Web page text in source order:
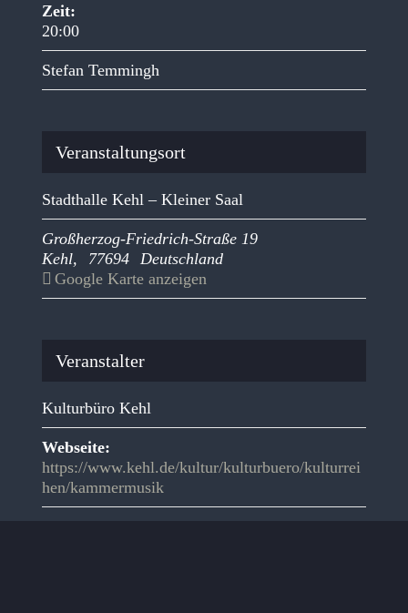
Zeit:
20:00
Stefan Temmingh
Veranstaltungsort
Stadthalle Kehl – Kleiner Saal
Großherzog-Friedrich-Straße 19
Kehl, 77694
Deutschland
Google Karte anzeigen
Veranstalter
Kulturbüro Kehl
Webseite:
https://www.kehl.de/kultur/kulturbuero/kulturrei
hen/kammermusik